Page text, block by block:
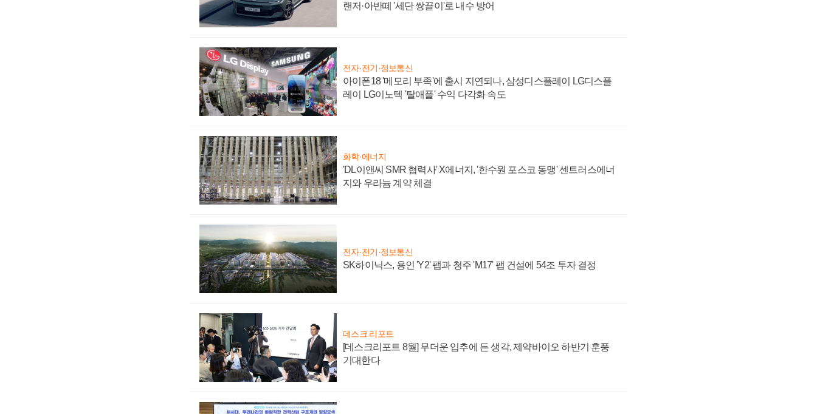
랜저·아반떼 '세단 쌍끌이'로 내수 방어
전자·전기·정보통신
아이폰18 '메모리 부족'에 출시 지연되나, 삼성디스플레이 LG디스플
레이 LG이노텍 '탈애플' 수익 다각화 속도
화학·에너지
'DL이앤씨 SMR 협력사' X에너지, '한수원 포스코 동맹' 센트러스에너
지와 우라늄 계약 체결
전자·전기·정보통신
SK하이닉스, 용인 'Y2' 팹과 청주 'M17' 팹 건설에 54조 투자 결정
데스크 리포트
[데스크리포트 8월] 무더운 입추에 든 생각, 제약바이오 하반기 훈풍
기대한다